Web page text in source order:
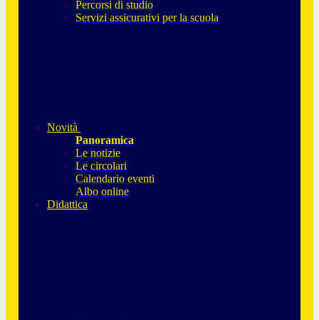
Percorsi di studio
Servizi assicurativi per la scuola
Novità
Panoramica
Le notizie
Le circolari
Calendario eventi
Albo online
Didattica